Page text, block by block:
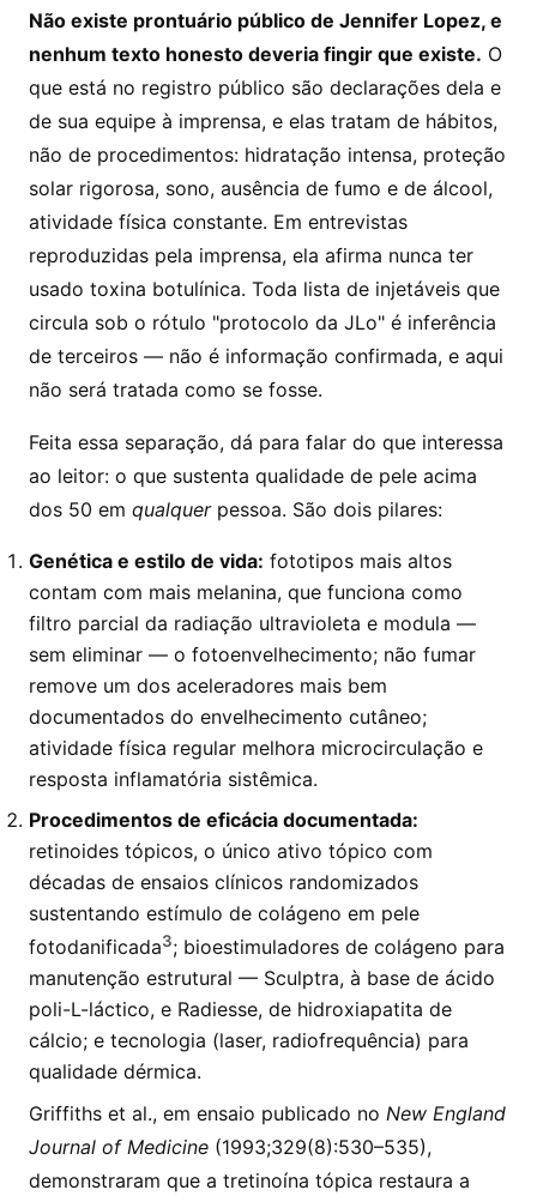
Não existe prontuário público de Jennifer Lopez, e
nenhum texto honesto deveria fingir que existe. O
que está no registro público são declarações dela e
de sua equipe à imprensa, e elas tratam de hábitos,
não de procedimentos: hidratação intensa, proteção
solar rigorosa, sono, ausência de fumo e de álcool,
atividade física constante. Em entrevistas
reproduzidas pela imprensa, ela afirma nunca ter
usado toxina botulínica. Toda lista de injetáveis que
circula sob o rótulo "protocolo da JLo" é inferência
de terceiros — não é informação confirmada, e aqui
não será tratada como se fosse.
Feita essa separação, dá para falar do que interessa
ao leitor: o que sustenta qualidade de pele acima
dos 50 em qualquerpessoa. São dois pilares:
Genética e estilo de vida: fototipos mais altos
contam com mais melanina, que funciona como
filtro parcial da radiação ultravioleta e modula —
sem eliminar — o fotoenvelhecimento; não fumar
remove um dos aceleradores mais bem
documentados do envelhecimento cutâneo;
atividade física regular melhora microcirculação e
resposta inflamatória sistêmica.
Procedimentos de eficácia documentada:
retinoides tópicos, o único ativo tópico com
décadas de ensaios clínicos randomizados
sustentando estímulo de colágeno em pele
fotodanificada3; bioestimuladores de colágeno para
manutenção estrutural — Sculptra, à base de ácido
poli-L-láctico, e Radiesse, de hidroxiapatita de
cálcio; e tecnologia (laser, radiofrequência) para
qualidade dérmica.
Griffiths et al., em ensaio publicado no New England
Journal of Medicine (1993;329(8):530–535),
demonstraram que a tretinoína tópica restaura a